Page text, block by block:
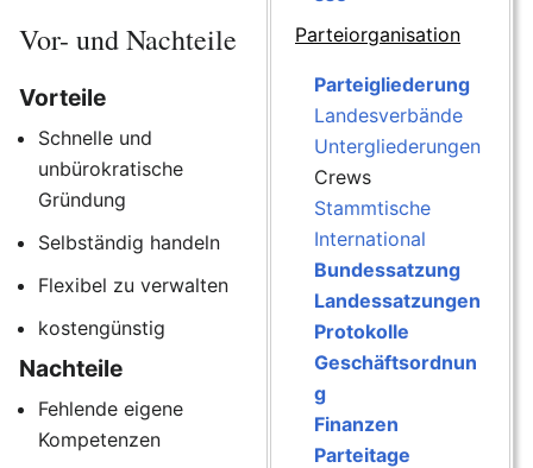
Parteiorganisation
Parteigliederung
Landesverbände
Untergliederungen
Crews
Stammtische
International
Bundessatzung
Landessatzungen
Protokolle
Geschäftsordnun
g
Finanzen
Parteitage
Vor- und Nachteile
Vorteile
Schnelle und
unbürokratische
Gründung
Selbständig handeln
Flexibel zu verwalten
kostengünstig
Nachteile
Fehlende eigene
Kompetenzen